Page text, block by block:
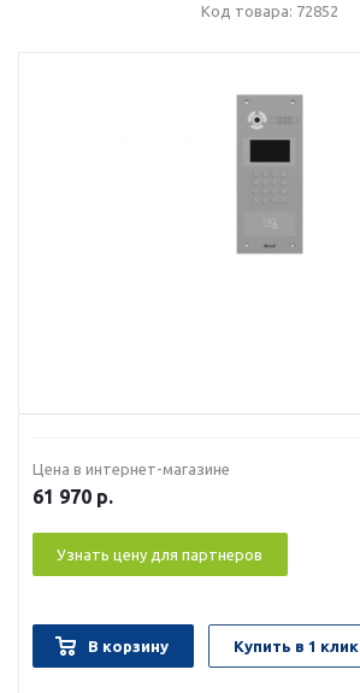
Код товара: 72852
Цена в интернет-магазине
61 970 р.
Узнать цену для партнеров
В корзину Купить в 1 клик